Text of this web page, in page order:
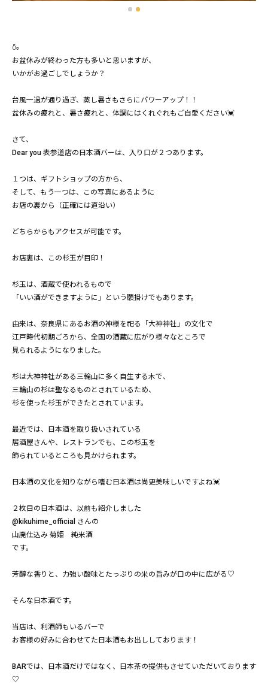
🍶
お盆休みが終わった方も多いと思いますが、
いかがお過ごしでしょうか？
台風一過が通り過ぎ、蒸し暑さもさらにパワーアップ！！
盆休みの疲れと、暑さ疲れと、体調にはくれぐれもご自愛ください💓
さて、
Dear you 表参道店の日本酒バーは、入り口が２つあります。
１つは、ギフトショップの方から、
そして、もう一つは、この写真にあるように
お店の裏から（正確には道沿い）
どちらからもアクセスが可能です。
お店裏は、この杉玉が目印！
杉玉は、酒蔵で使われるもので
「いい酒ができますように」という願掛けでもあります。
由来は、奈良県にあるお酒の神様を祀る「大神神社」の文化で
江戸時代初期ごろから、全国の酒蔵に広がり様々なところで
見られるようになりました。
杉は大神神社がある三輪山に多く自生する木で、
三輪山の杉は聖なるものとされているため、
杉を使った杉玉ができたとされています。
最近では、日本酒を取り扱いされている
居酒屋さんや、レストランでも、この杉玉を
飾られているところも見かけられます。
日本酒の文化を知りながら嗜む日本酒は尚更美味しいですよね💓
２枚目の日本酒は、以前も紹介しました
@kikuhime_official さんの
山廃仕込み 菊姫 純米酒
です。
芳醇な香りと、力強い酸味とたっぷりの米の旨みが口の中に広がる♡
そんな日本酒です。
当店は、利酒師もいるバーで
お客様の好みに合わせてた日本酒もお出ししております！
BARでは、日本酒だけではなく、日本茶の提供もさせていただいております
♡